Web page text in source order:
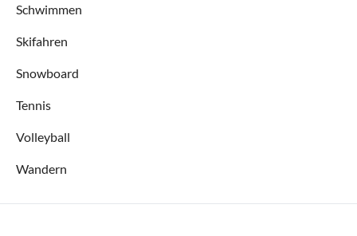
Schwimmen
Skifahren
Snowboard
Tennis
Volleyball
Wandern